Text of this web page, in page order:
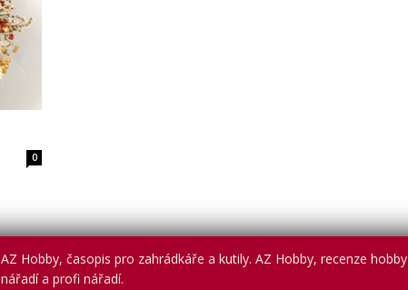
0
AZ Hobby, časopis pro zahrádkáře a kutily. AZ Hobby, recenze hobby
nářadí a profi nářadí.